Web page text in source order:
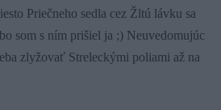
Priečneho sedla cez Žltú lávku sa
som s ním prišiel ja ;) Neuvedomujúc
zlyžovať Streleckými poliami až na